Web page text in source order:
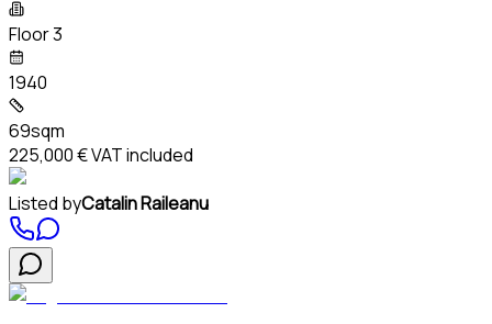
Floor 3
1940
69sqm
225,000 €VAT included
Listed byCatalin Raileanu